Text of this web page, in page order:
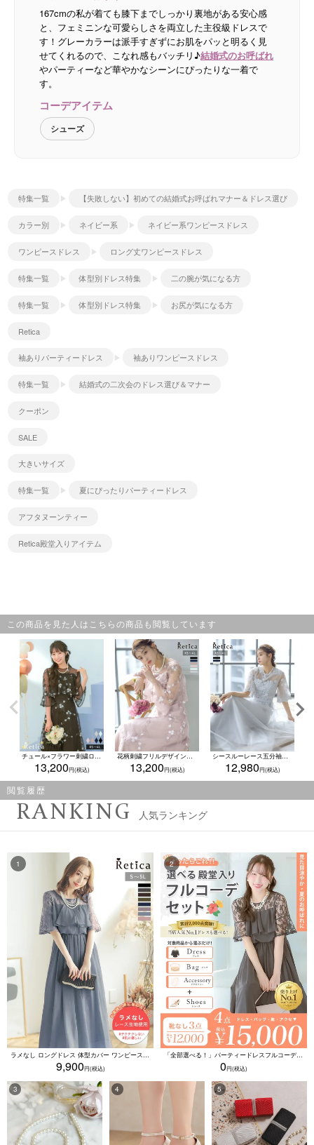
167cmの私が着ても膝下までしっかり裏地がある安心感
と、フェミニンな可愛らしさを両立した主役級ドレスで
す！グレーカラーは派手すぎずにお肌をパッと明るく見
せてくれるので、こなれ感もバッチリ♪結婚式のお呼ばれ
やパーティーなど華やかなシーンにぴったりな一着で
す。
コーデアイテム
シューズ
特集一覧 【失敗しない】初めての結婚式お呼ばれマナー＆ドレス選び
カラー別 ネイビー系 ネイビー系ワンピースドレス
ワンピースドレス ロング丈ワンピースドレス
特集一覧 体型別ドレス特集 二の腕が気になる方
特集一覧 体型別ドレス特集 お尻が気になる方
Retica
袖ありパーティードレス 袖ありワンピースドレス
特集一覧 結婚式の二次会のドレス選び＆マナー
クーポン
SALE
大きいサイズ
特集一覧 夏にぴったりパーティードレス
アフタヌーンティー
Retica殿堂入りアイテム
この商品を見た人はこちらの商品も閲覧しています
チュール×フラワー刺繍ロングパーティードレス(XSサイズ～4Lサイズ)
13,200
花柄刺繍フリルデザインロング丈パーティードレス (XSサイズ～4Lサイズ)
13,200
シースルーレース五分袖重ねチュールロングスカートパーティードレス (XSサイズ～4Lサイズ)
12,980
閲覧履歴
RANKING 人気ランキング
ラメなし ロングドレス 体型カバー ワンピース 敏感肌対応 結婚式 二次会 お呼ばれ 大人 上品 (Sサイズ～5Lサイズ)
9,900
「全部選べる！」パーティードレスフルコーデセット (ドレス1点＋バッグ1点＋アクセ1点+靴1足/4点15000円(税込)/靴なしで12000円(税込))
0